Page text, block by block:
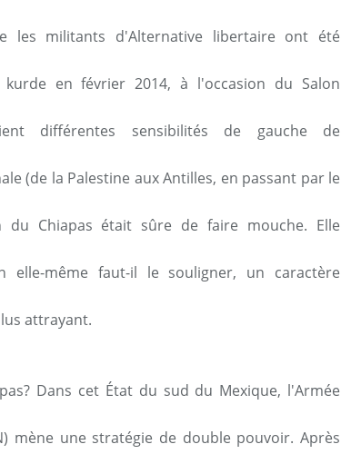
les militants d'Alternative libertaire ont été
en février 2014, à l'occasion du Salon
différentes sensibilités de gauche de
(de la Palestine aux Antilles, en passant par le
du Chiapas était sûre de faire mouche. Elle
elle-même faut-il le souligner, un caractère
attrayant.
Dans cet État du sud du Mexique, l'Armée
mène une stratégie de double pouvoir. Après